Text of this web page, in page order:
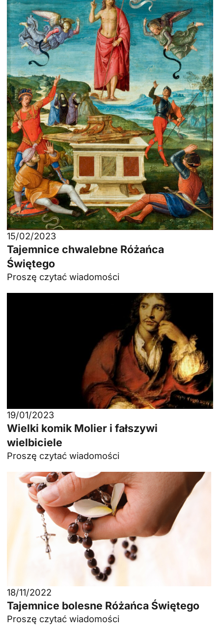
15/02/2023
Tajemnice chwalebne Różańca
Świętego
Proszę czytać wiadomości
19/01/2023
Wielki komik Molier i fałszywi
wielbiciele
Proszę czytać wiadomości
18/11/2022
Tajemnice bolesne Różańca Świętego
Proszę czytać wiadomości